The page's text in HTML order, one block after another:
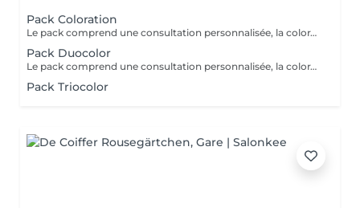
Pack Coloration
Le pack comprend une consultation personnalisée, la coloration des racines avec les produits L’OREAL PROFESSIONNEL , shampooing et conditionneur spécifiques REDKEN , le séchage et les produits de finitions REDKEN. Option Coupe : la coupe IGORANCE ( finition sur cheveux secs), le séchage et les produits de finitions REDKEN. * Tarifs à titre indicatifs à confirmer après la consultation personnalisée établit auprès de votre coiffeur/stylist/spécialiste * La direction se réserve le droit d’apporter des modifications pour le bon fonctionnement du salon
Pack Duocolor
Le pack comprend une consultation personnalisée, la coloration des racines et un coup de soleil avec les produits LOREAL PROFESSIONNEL , shampooing et conditionneur spécifiques REDKEN , le séchage et les produits de styling REDKEN Option Coupe : la coupe IGORANCE ( finition sur cheveux secs), le séchage et les produits de styling REDKEN * Tarifs à titre indicatifs à confirmer après la consultation personnalisée établit auprès de votre coiffeur/stylist/spécialiste * La direction se réserve le droit d’apporter des modifications pour le bon fonctionnement du salon
Pack Triocolor